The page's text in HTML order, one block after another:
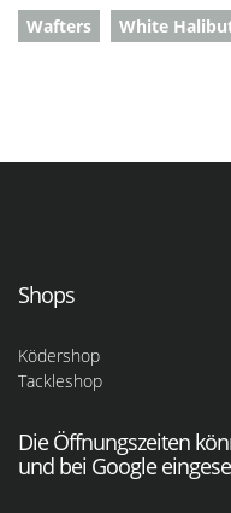
Wafters
White
Shops
Ködershop
Tackleshop
Die Öffnungszeiten
und bei Google